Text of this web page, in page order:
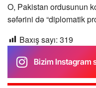
O, Pakistan ordusunun
səfərini də “diplomatik
Baxış sayı: 319
Bizim Instagram